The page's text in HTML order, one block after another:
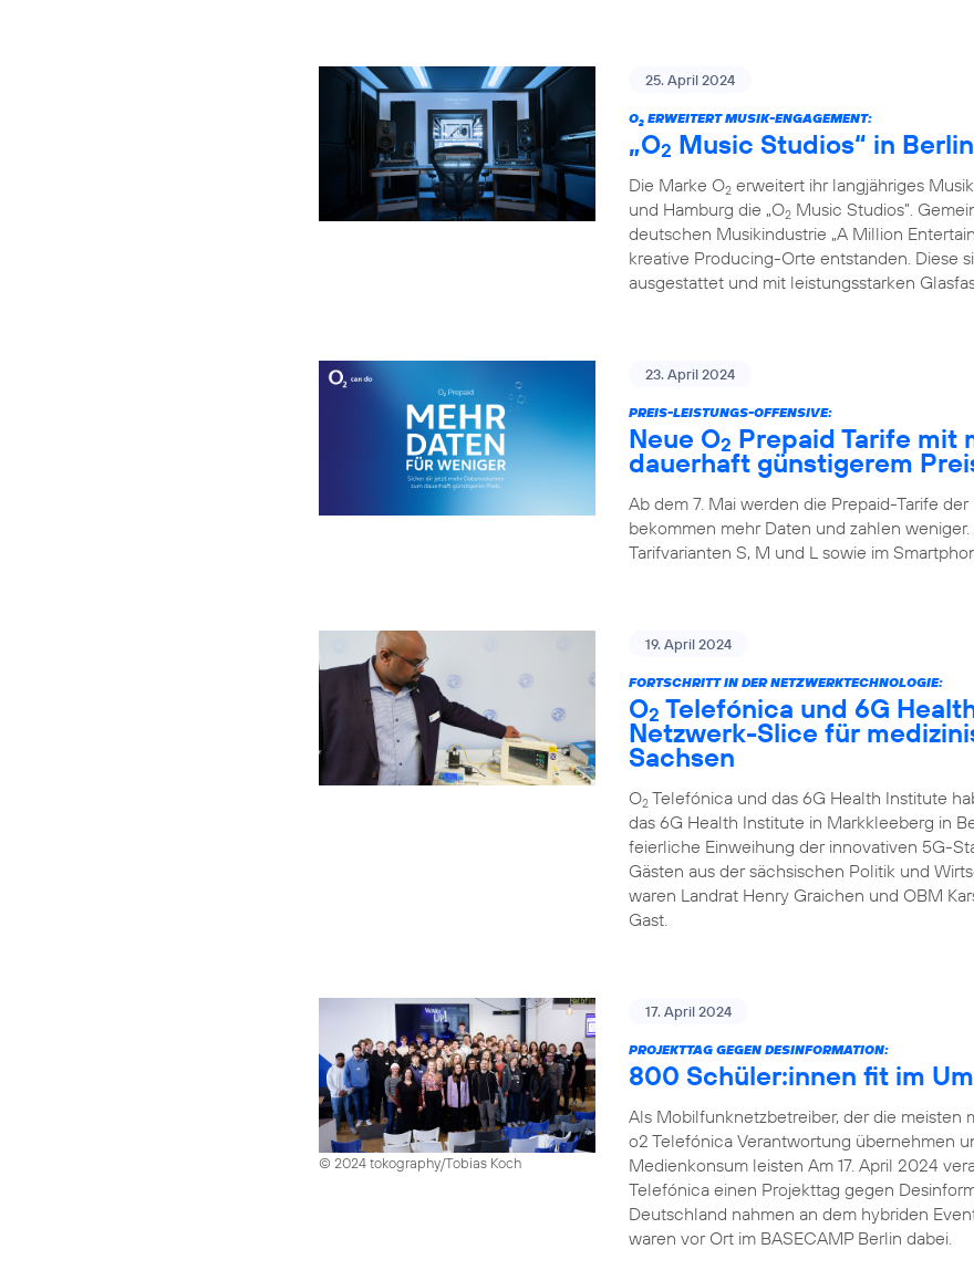
25. April 2024
O2 ERWEITERT MUSIK-ENGAGEMENT:
„O2 Music Studios“ in
Die Marke O2 erweitert ihr langjähriges
und Hamburg die „O2 Music Studios”.
deutschen Musikindustrie „A Million
kreative Producing-Orte entstanden. Diese
ausgestattet und mit leistungsstarken
23. April 2024
PREIS-LEISTUNGS-OFFENSIVE:
Neue O2 Prepaid Tarife mit
dauerhaft günstigerem
Ab dem 7. Mai werden die Prepaid-Tarife
bekommen mehr Daten und zahlen
Tarifvarianten S, M und L sowie im
19. April 2024
FORTSCHRITT IN DER NETZWERKTECHNOLOGIE:
O2 Telefónica und 6G
Netzwerk-Slice für
Sachsen
O2 Telefónica und das 6G Health Institute
das 6G Health Institute in Markkleeberg in
feierliche Einweihung der innovativen 5G-
Gästen aus der sächsischen Politik und
waren Landrat Henry Graichen und OBM
Gast.
© 2024 tokography/Tobias Koch
17. April 2024
PROJEKTTAG GEGEN DESINFORMATION:
800 Schüler:innen fit im
Als Mobilfunknetzbetreiber, der die meisten
o2 Telefónica Verantwortung übernehmen
Medienkonsum leisten Am 17. April 2024
Telefónica einen Projekttag gegen
Deutschland nahmen an dem hybriden
waren vor Ort im BASECAMP Berlin dabei.